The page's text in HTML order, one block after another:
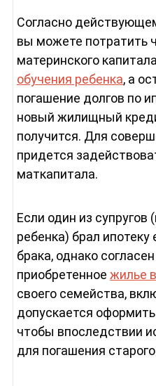
Согласно
вы можете потратить
материнского
обучения ребенка, а
погашение долгов по
новый жилищный
получится. Для
придется
маткапитала.
Если один из супругов
ребенка) брал
брака, однако
приобретенное жилье
своего семейства,
допускается
чтобы впоследствии
для погашения